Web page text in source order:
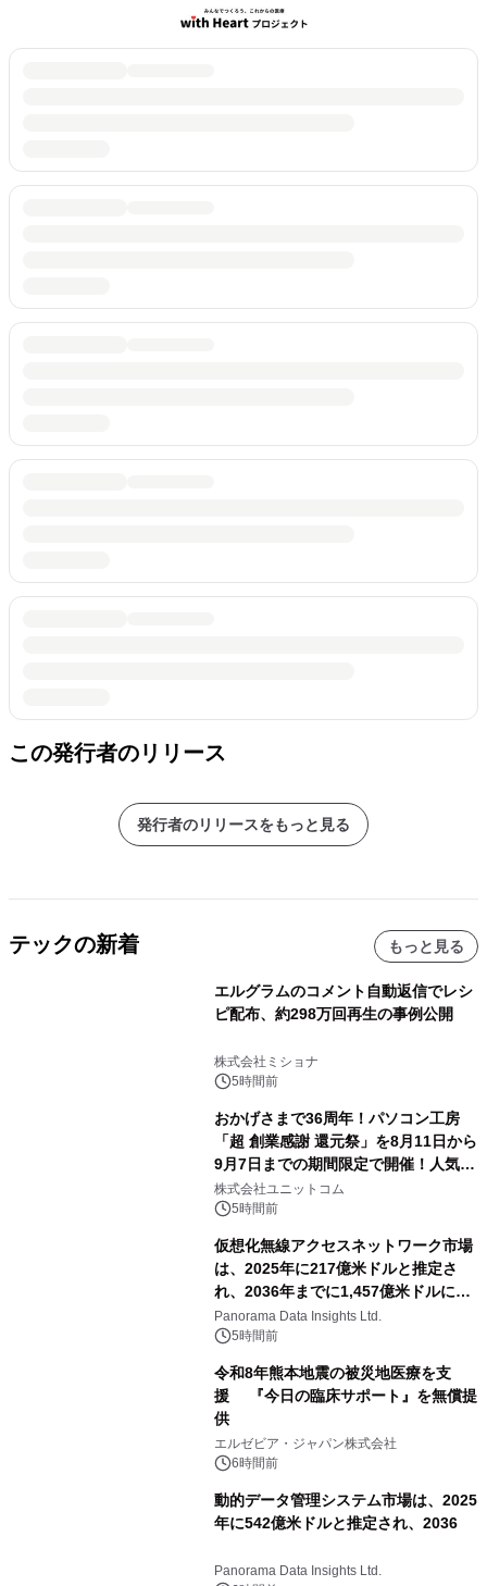
この発行者のリリース
発行者のリリースをもっと見る
テックの新着 もっと見る
エルグラムのコメント自動返信でレシ
ピ配布、約298万回再生の事例公開
株式会社ミショナ
5時間前
おかげさまで36周年！パソコン工房
「超 創業感謝 還元祭」を8月11日から
9月7日までの期間限定で開催！人気の
ゲーミングPCや高性能ノートPCなど
対象iiyama PCのご購入で最大3万円分
株式会社ユニットコム
5時間前
仮想化無線アクセスネットワーク市場
は、2025年に217億米ドルと推定さ
れ、2036年までに1,457億米ドルに達
すると予測されており、予測期間
（2026年～2036年）
Panorama Data Insights Ltd.
5時間前
令和8年熊本地震の被災地医療を支
援 『今日の臨床サポート』を無償提
供
エルゼビア・ジャパン株式会社
6時間前
動的データ管理システム市場は、2025
年に542億米ドルと推定され、2036
Panorama Data Insights Ltd.